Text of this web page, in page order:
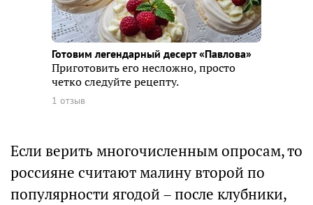
Готовим легендарный десерт «Павлова»
Приготовить его несложно, просто
четко следуйте рецепту.
1 отзыв
Если верить многочисленным опросам, то
россияне считают малину второй по
популярности ягодой – после клубники,